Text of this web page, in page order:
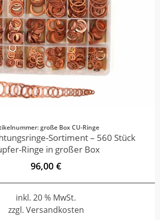
große Box CU-Ringe
Sortiment – 560 Stück
Ringe in großer Box
96,00 €
inkl. 20 % MwSt.
zzgl. Versandkosten